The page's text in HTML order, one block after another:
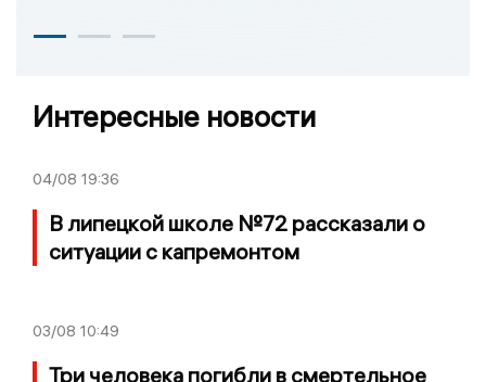
Интересные новости
04/08 19:36
В липецкой школе №72 рассказали о
ситуации с капремонтом
03/08 10:49
Три человека погибли в смертельное